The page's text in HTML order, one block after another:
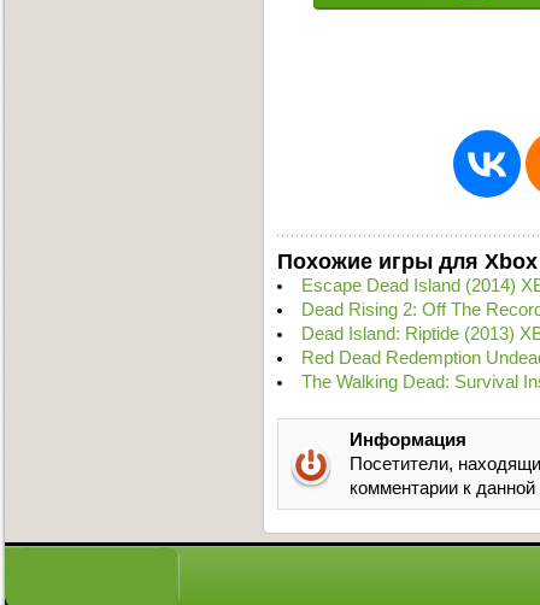
Похожие игры для Xbox
Escape Dead Island (2014)
Dead Rising 2: Off The
Dead Island: Riptide (2013)
Red Dead Redemption
The Walking Dead: Survival
Информация
Посетители,
комментарии к